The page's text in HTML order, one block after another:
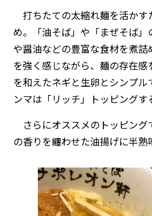
打ちたての太縮れ麺を活かす
め。「油そば」や「まぜそば
や醤油などの豊富な食材を煮
を強く感じながら、麺の存在
を和えたネギと生卵とシンプル
ンマは「リッチ」トッピングす
さらにオススメのトッピング
の香りを纏わせた油揚げに半熟